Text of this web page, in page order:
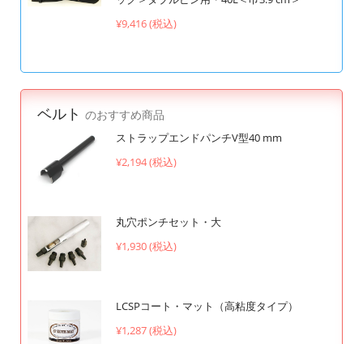
¥9,416 (税込)
ベルト のおすすめ商品
ストラップエンドパンチV型40 mm
¥2,194 (税込)
丸穴ポンチセット・大
¥1,930 (税込)
LCSPコート・マット（高粘度タイプ）
¥1,287 (税込)